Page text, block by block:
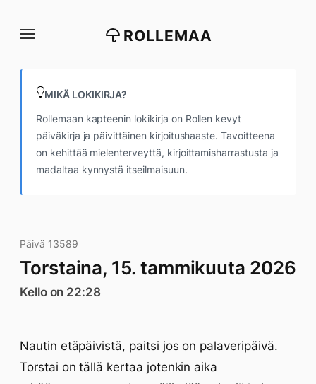
suoraan
ROLLEMAA
MIKÄ LOKIKIRJA?
Rollemaan kapteenin lokikirja on Rollen kevyt
päiväkirja ja päivittäinen kirjoitushaaste. Tavoitteena
on kehittää mielenterveyttä, kirjoittamisharrastusta ja
madaltaa kynnystä itseilmaisuun.
Päivä 13589
Torstaina, 15. tammikuuta 2026
Kello on 22:28
Nautin etäpäivistä, paitsi jos on palaveripäivä.
Torstai on tällä kertaa jotenkin aika